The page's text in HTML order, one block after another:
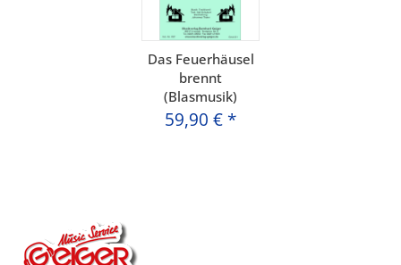
Das Feuerhäusel
brennt
(Blasmusik)
59,90 € *